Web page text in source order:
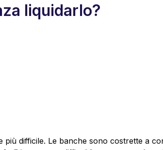
liquidarlo?
difficile. Le banche sono costrette a